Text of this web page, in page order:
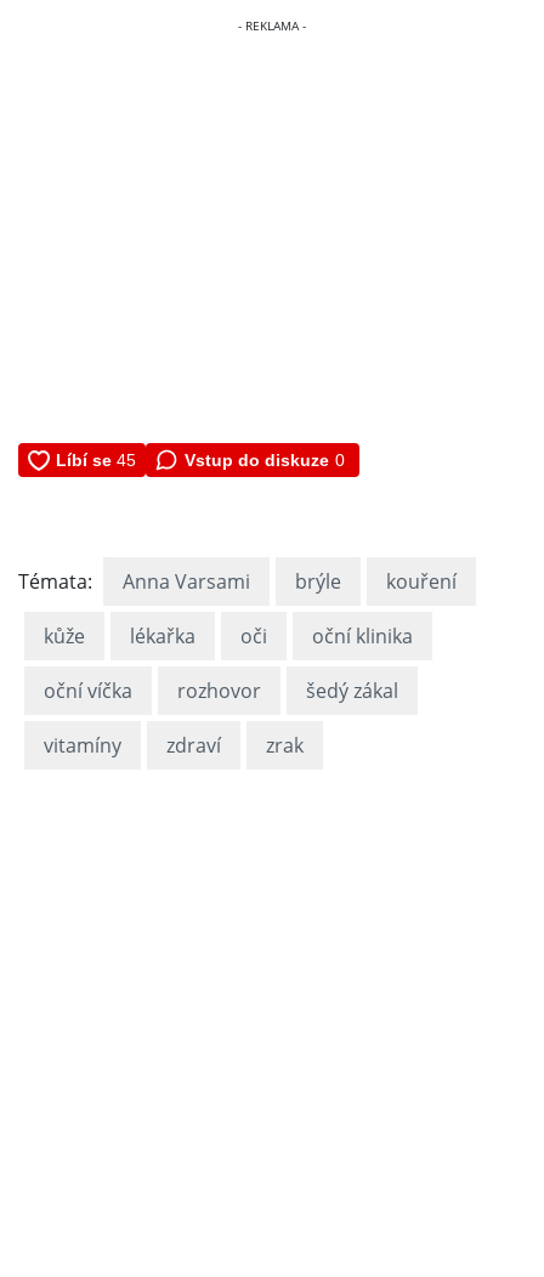
Vstup do diskuze 0
Témata: Anna Varsami brýle kouření
kůže lékařka oči oční klinika
oční víčka rozhovor šedý zákal
vitamíny zdraví zrak